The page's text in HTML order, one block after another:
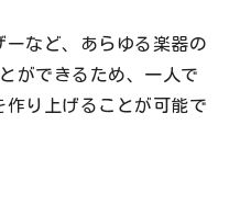
ーなど、あらゆる楽器の
ができるため、一人で
り上げることが可能で